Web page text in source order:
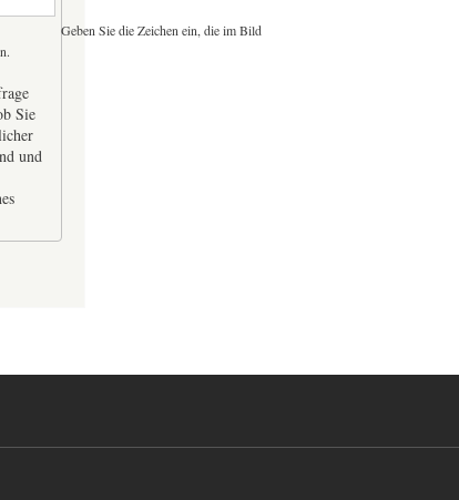
Geben Sie die Zeichen ein, die im Bild
Sie
und